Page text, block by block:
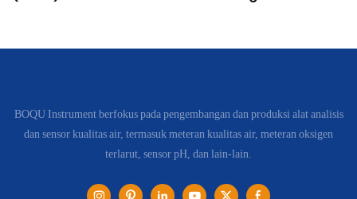
BOQU Instrument berfokus pada pengembangan dan produksi alat analisis
dan sensor kualitas air, termasuk meteran kualitas air, meteran oksigen
terlarut, sensor pH, dan lain-lain.